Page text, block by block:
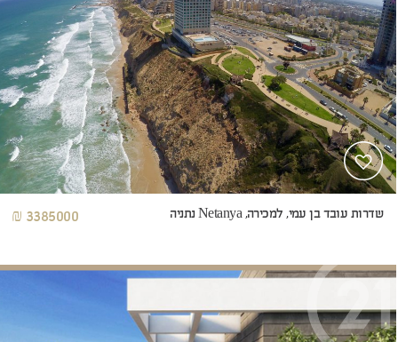
שדרות עובד בן עמי, למכירה, Netanya נתניה 3385000 ₪